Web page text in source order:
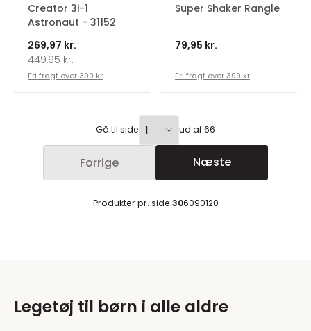
Creator 3i-1
Astronaut - 31152
269,97 kr.
449,95 kr.
Fri fragt over 399 kr
Super Shaker Rangle
79,95 kr.
Fri fragt over 399 kr
Gå til side ud af 66
Forrige Næste
Produkter pr. side:306090120
Legetøj til børn i alle aldre